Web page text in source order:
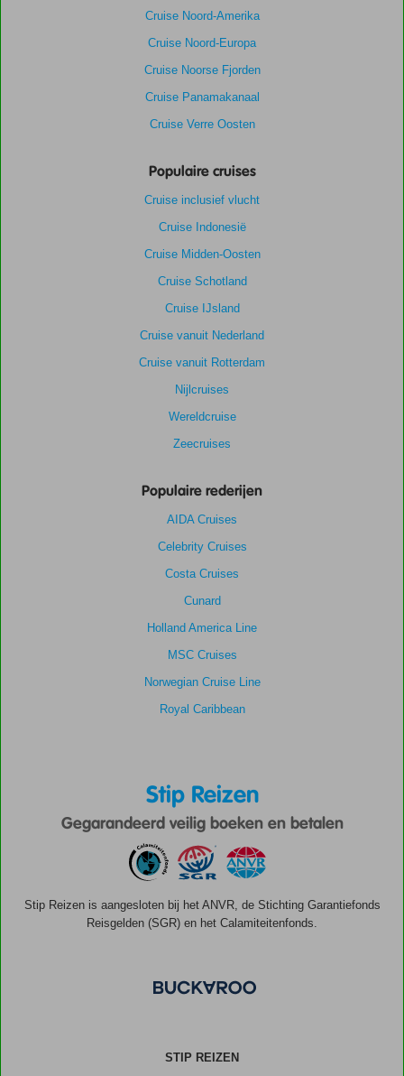
Cruise Noord-Amerika
Cruise Noord-Europa
Cruise Noorse Fjorden
Cruise Panamakanaal
Cruise Verre Oosten
Populaire cruises
Cruise inclusief vlucht
Cruise Indonesië
Cruise Midden-Oosten
Cruise Schotland
Cruise IJsland
Cruise vanuit Nederland
Cruise vanuit Rotterdam
Nijlcruises
Wereldcruise
Zeecruises
Populaire rederijen
AIDA Cruises
Celebrity Cruises
Costa Cruises
Cunard
Holland America Line
MSC Cruises
Norwegian Cruise Line
Royal Caribbean
Stip Reizen
Gegarandeerd veilig boeken en betalen
Stip Reizen is aangesloten bij het ANVR, de Stichting Garantiefonds
Reisgelden (SGR) en het Calamiteitenfonds.
STIP REIZEN